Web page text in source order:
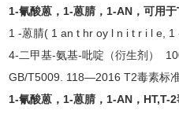
1-氰酸蒽，1-蒽腈，1-AN，可用于
1 -蒽腈( 1 an t hr oy l n i t r i l e,
4-二甲基-氨基-吡啶（衍生剂）
GB/T5009. 118—2016 T2毒素标准
1-氰酸蒽，1-蒽腈，1-AN，HT,T-